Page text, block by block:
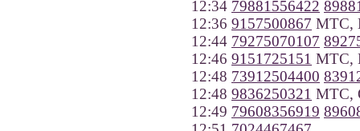
12:34 79881556422
12:36 9157500867 МТС,
12:44 79275070107
12:46 9151725151 МТС,
12:48 73912504400
12:48 9836250321 МТС,
12:49 79608356919